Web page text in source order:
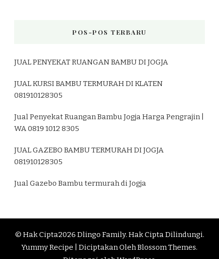
POS-POS TERBARU
JUAL PENYEKAT RUANGAN BAMBU DI JOGJA
JUAL KURSI BAMBU TERMURAH DI KLATEN
081910128305
Jual Penyekat Ruangan Bambu Jogja Harga Pengrajin |
WA 0819 1012 8305
JUAL GAZEBO BAMBU TERMURAH DI JOGJA
081910128305
Jual Gazebo Bambu termurah di Jogja
© Hak Cipta2026 Dlingo Family. Hak Cipta Dilindungi.
Yummy Recipe | Diciptakan OlehBlossom Themes.